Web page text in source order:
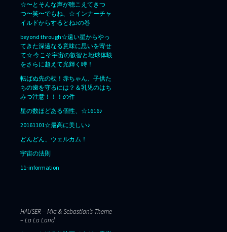
☆〜とそんな声が聴こえてきつ
つ〜笑〜でもね、☆インナーチャ
イルドからするとね♪の巻
beyond through☆遠い星からやっ
てきた深遠なる意味に思いを寄せ
て☆ 今こそ宇宙の叡智と地球体験
をさらに超えて光輝く時！
転ばぬ先の杖！赤ちゃん、子供た
ちの歯を守るには？＆乳児のはち
みつ注意！！！の件
星の数ほどある個性、☆1616♪
20161101☆最高に美しい♪
どんどん、ウェルカム！
宇宙の法則
11-information
HAUSER – Mia & Sebastian’s Theme
– La La Land